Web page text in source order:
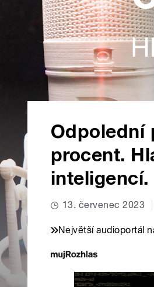
Odpolední
procent.
inteligencí.
13. červenec 2023
Největší audioportál